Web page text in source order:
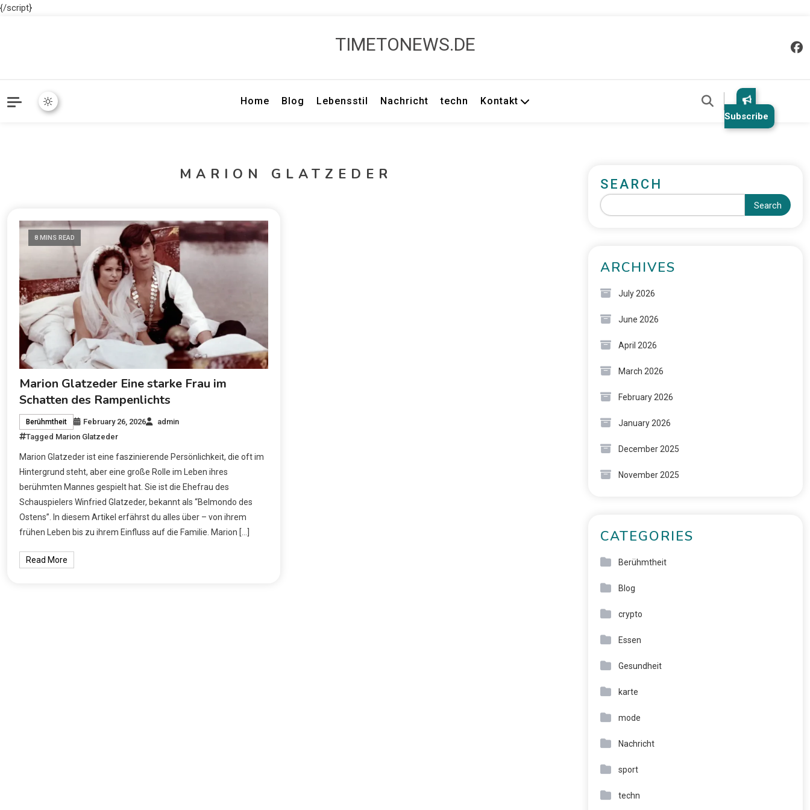
{/script}
TIMETONEWS.DE
Home Blog Lebensstil Nachricht techn Kontakt
Subscribe
MARION GLATZEDER
8 MINS READ
Marion Glatzeder Eine starke Frau im
Schatten des Rampenlichts
Berühmtheit February 26, 2026
admin
Tagged Marion Glatzeder
Marion Glatzeder ist eine faszinierende Persönlichkeit, die oft im
Hintergrund steht, aber eine große Rolle im Leben ihres
berühmten Mannes gespielt hat. Sie ist die Ehefrau des
Schauspielers Winfried Glatzeder, bekannt als “Belmondo des
Ostens”. In diesem Artikel erfährst du alles über – von ihrem
frühen Leben bis zu ihrem Einfluss auf die Familie. Marion […]
Read More
SEARCH
Search
ARCHIVES
July 2026
June 2026
April 2026
March 2026
February 2026
January 2026
December 2025
November 2025
CATEGORIES
Berühmtheit
Blog
crypto
Essen
Gesundheit
karte
mode
Nachricht
sport
techn